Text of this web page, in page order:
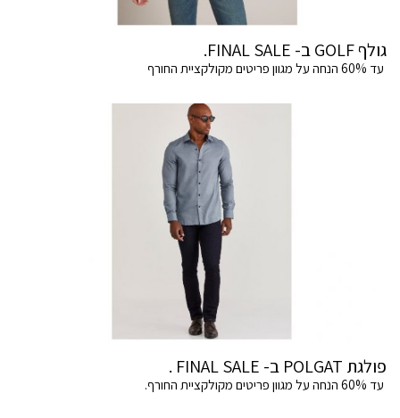
גולף GOLF ב- FINAL SALE.
עד 60% הנחה על מגוון פריטים מקולקציית החורף
פולגת POLGAT ב- FINAL SALE .
עד 60% הנחה על מגוון פריטים מקולקציית החורף.